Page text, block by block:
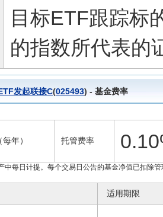
目标ETF跟踪标
的指数所代表的
发起联接C(025493) - 基金费率
年） 托管费率
中每日计提。每个交易日公告的基金净值已扣除
适用期限